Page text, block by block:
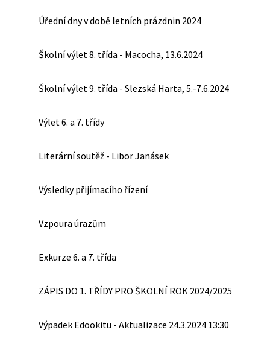
Úřední dny v době letních prázdnin 2024
Školní výlet 8. třída - Macocha, 13.6.2024
Školní výlet 9. třída - Slezská Harta, 5.-7.6.2024
Výlet 6. a 7. třídy
Literární soutěž - Libor Janásek
Výsledky přijímacího řízení
Vzpoura úrazům
Exkurze 6. a 7. třída
ZÁPIS DO 1. TŘÍDY PRO ŠKOLNÍ ROK 2024/2025
Výpadek Edookitu - Aktualizace 24.3.2024 13:30